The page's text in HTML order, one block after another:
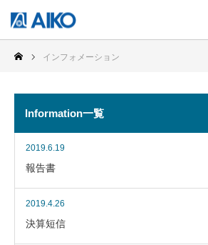
インフォメーション
Information一覧
2019.6.19
報告書
2019.4.26
決算短信